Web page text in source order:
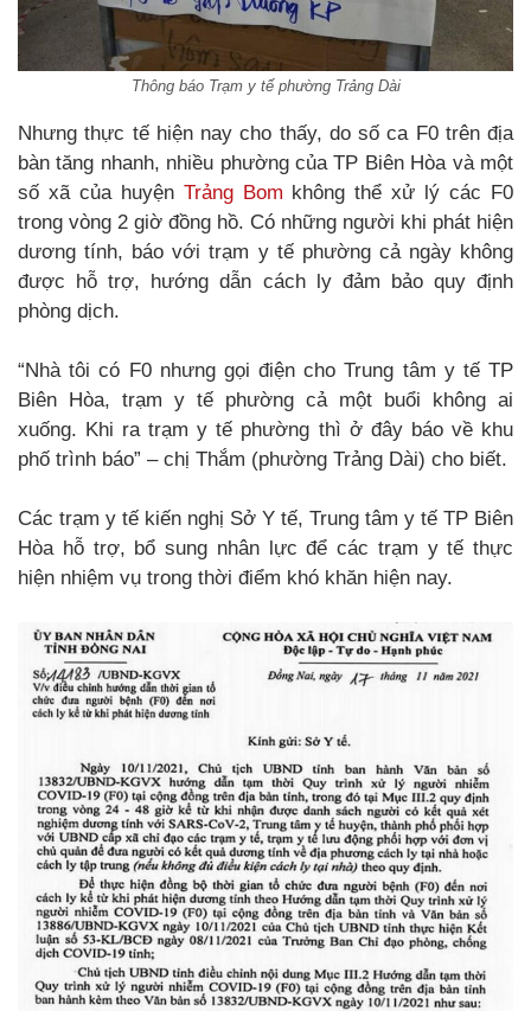
Thông báo Trạm y tế phường Trảng Dài
Nhưng thực tế hiện nay cho thấy, do số ca F0 trên địa
bàn tăng nhanh, nhiều phường của TP Biên Hòa và một
số xã của huyện Trảng Bom không thể xử lý các F0
trong vòng 2 giờ đồng hồ. Có những người khi phát hiện
dương tính, báo với trạm y tế phường cả ngày không
được hỗ trợ, hướng dẫn cách ly đảm bảo quy định
phòng dịch.
“Nhà tôi có F0 nhưng gọi điện cho Trung tâm y tế TP
Biên Hòa, trạm y tế phường cả một buổi không ai
xuống. Khi ra trạm y tế phường thì ở đây báo về khu
phố trình báo” – chị Thắm (phường Trảng Dài) cho biết.
Các trạm y tế kiến nghị Sở Y tế, Trung tâm y tế TP Biên
Hòa hỗ trợ, bổ sung nhân lực để các trạm y tế thực
hiện nhiệm vụ trong thời điểm khó khăn hiện nay.